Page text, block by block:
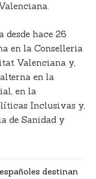
hace 26
en la Conselleria
Valenciana y,
en la
en la
Inclusivas y,
de Sanidad y
destinan